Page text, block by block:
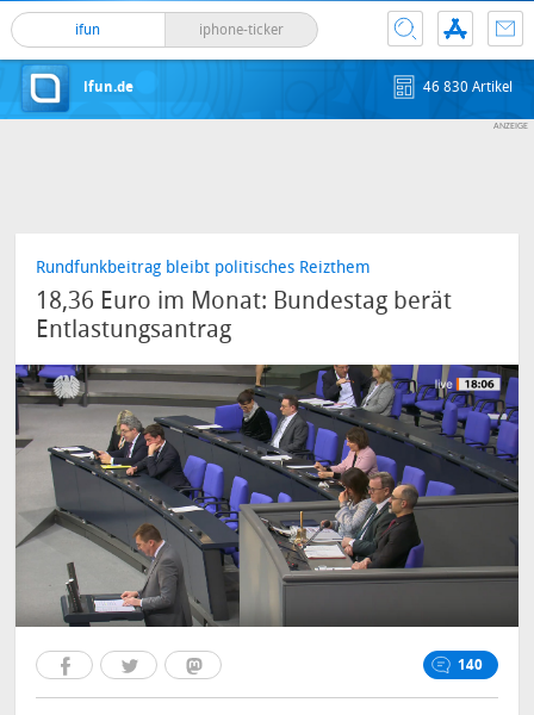
ifun iphone-ticker
ifun.de 46 830 Artikel
Rundfunkbeitrag bleibt politisches Reizthem
18,36 Euro im Monat: Bundestag berät
Entlastungsantrag
140